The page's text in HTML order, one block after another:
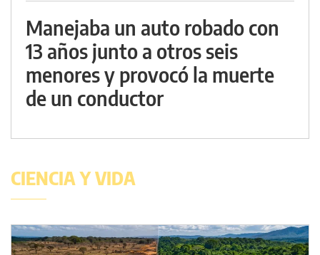
Manejaba un auto robado con
13 años junto a otros seis
menores y provocó la muerte
de un conductor
CIENCIA Y VIDA